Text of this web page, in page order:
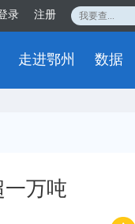
录 注册
走进鄂州 数据
一万吨